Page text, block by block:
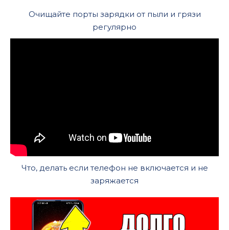
Очищайте порты зарядки от пыли и грязи
регулярно
Что, делать если телефон не включается и не
заряжается